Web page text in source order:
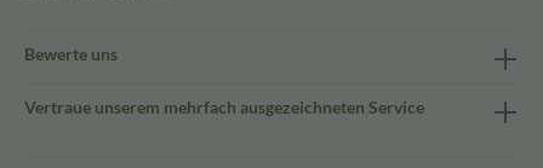
Bewerte uns
Vertraue unserem mehrfach ausgezeichneten Service